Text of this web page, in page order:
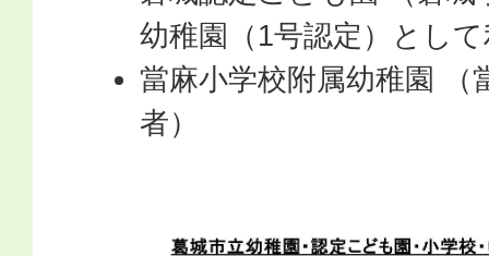
幼稚園（1号認定）とし
當麻小学校附属幼稚園 （
者）